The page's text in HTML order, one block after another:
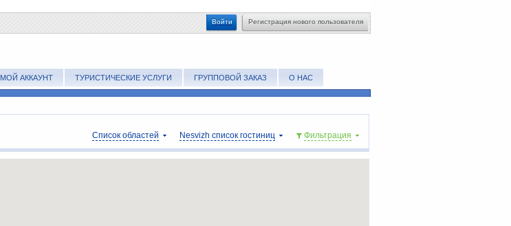
Регистрация нового пользователя
Войти
МОЙ АККАУНТ ТУРИСТИЧЕСКИЕ УСЛУГИ ГРУППОВОЙ ЗАКАЗ О НАС
Фильтрация
Nesvizh список гостиниц
Список областей